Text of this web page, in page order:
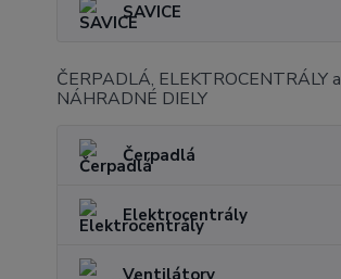
SAVICE
ČERPADLÁ, ELEKTROCENTRÁLY a
NÁHRADNÉ DIELY
Čerpadlá
Elektrocentrály
Ventilátory